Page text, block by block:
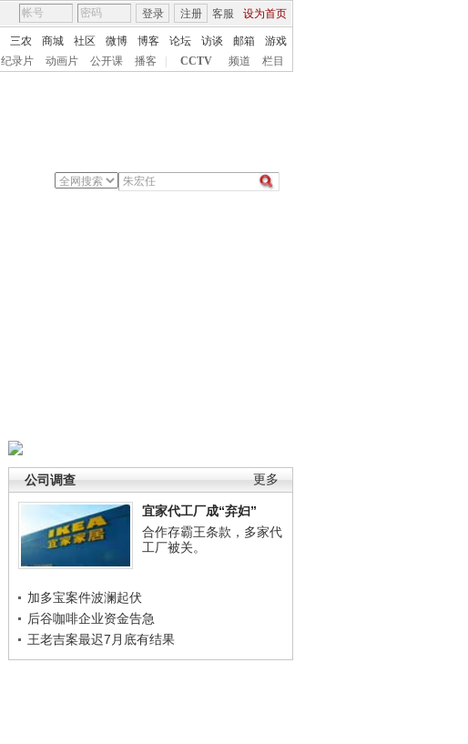
客服 设为首页
登录 注册
三农 商城 社区 微博 博客 论坛 访谈 邮箱
游戏
纪录片 动画片 公开课 播客 CCTV 频道 栏目
更多
公司调查
宜家代工厂成“弃妇”
合作存霸王条款，多家代
工厂被关。
加多宝案件波澜起伏
后谷咖啡企业资金告急
王老吉案最迟7月底有结果